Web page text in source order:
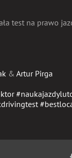
test na prawo
& Artur Pirga
#
#